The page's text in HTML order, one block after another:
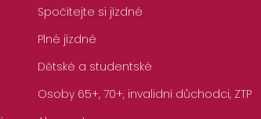
Spočítejte si jízdné
Plné jízdné
Dětské a studentské
Osoby 65+, 70+, invalidní důchodci, ZTP